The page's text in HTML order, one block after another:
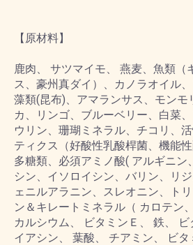
【原材料】
鹿肉、 サツマイモ、 燕麦、魚類（
ス、豪州真ダイ）、カノラオイル、
藻類(昆布)、アマランサス、モンモ
カ、リンゴ、ブルーベリー、白菜
ウリン、珊瑚ミネラル、チコリ、
ティクス（好酸性乳酸桿菌、機能性
多糖類、必須アミノ酸( アルギニン
シン、イソロイシン、バリン、リ
ェニルアラニン、スレオニン、ト
ン＆キレートミネラル（ カロテン
カルシウム、 ビタミンＥ、 鉄、
イアシン、 葉酸、 チアミン、 ビ